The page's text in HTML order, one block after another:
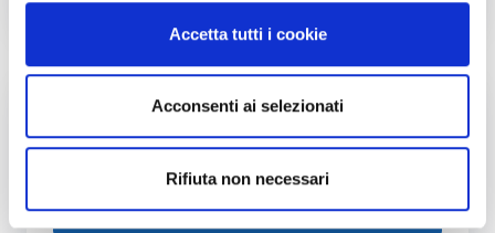
Accetta tutti i cookie
Acconsenti ai selezionati
Rifiuta non necessari
Grafico che mostra l'autonomia in chilometri ottenibile
30 minuti:493 km
Fai l'upgrade a più kW in casa
Puoi aumentare la potenza della tua rete
SCOPRI COME